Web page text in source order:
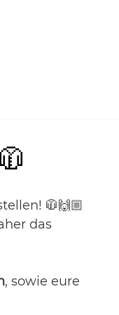
🧥🙌🏼
das
, sowie eure